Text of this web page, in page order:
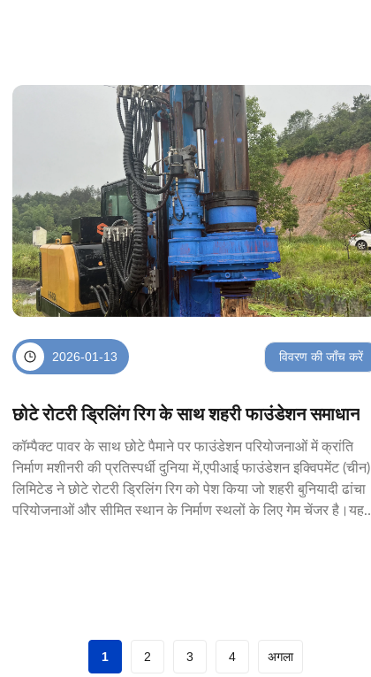
2026-01-13 विवरण की जाँच करें
छोटे रोटरी ड्रिलिंग रिग के साथ शहरी फाउंडेशन समाधान
कॉम्पैक्ट पावर के साथ छोटे पैमाने पर फाउंडेशन परियोजनाओं में क्रांति
निर्माण मशीनरी की प्रतिस्पर्धी दुनिया में,एपीआई फाउंडेशन इक्विपमेंट (चीन)
लिमिटेड ने छोटे रोटरी ड्रिलिंग रिग को पेश किया जो शहरी बुनियादी ढांचा
परियोजनाओं और सीमित स्थान के निर्माण स्थलों के लिए गेम चेंजर है।यह
1 2 3 4 अगला